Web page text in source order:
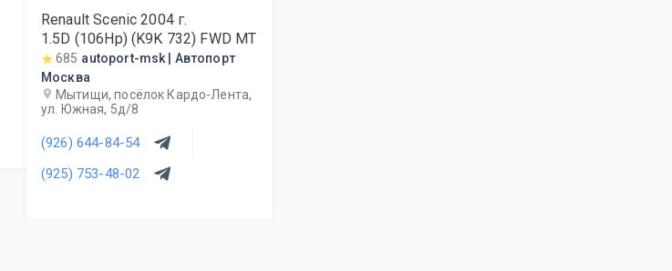
Renault Scenic 2004г.
1.5D (106Hp) (K9K 732) FWD MT
685 autoport-msk | Автопорт
Москва
Мытищи, посёлок Кардо-Лента,
ул. Южная, 5д/8
(926) 644-84-54
(925) 753-48-02